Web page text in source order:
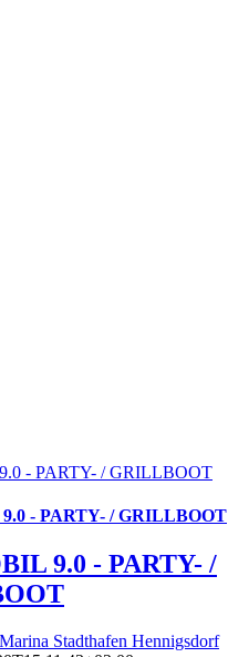
- PARTY- / GRILLBOOT
- PARTY- / GRILLBOOT
9.0 - PARTY- /
Marina Stadthafen Hennigsdorf